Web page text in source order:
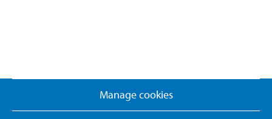
Manage cookies